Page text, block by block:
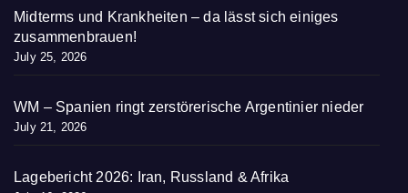
Midterms und Krankheiten – da lässt sich einiges
zusammenbrauen!
July 25, 2026
WM – Spanien ringt zerstörerische Argentinier nieder
July 21, 2026
Lagebericht 2026: Iran, Russland & Afrika